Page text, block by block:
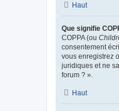
Haut
Que signifie
COPPA (ou
consentement
vous enregistrez
juridiques et ne
forum ? ».
Haut